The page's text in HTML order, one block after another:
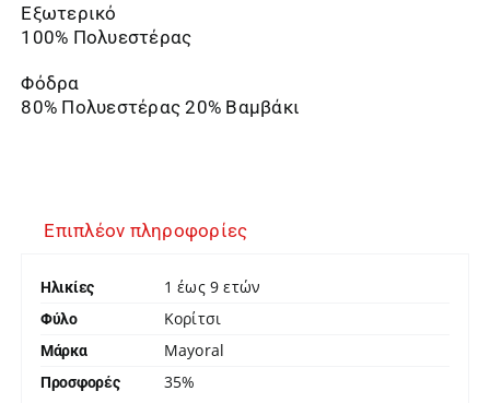
Εξωτερικό
100% Πολυεστέρας
Φόδρα
80% Πολυεστέρας 20% Βαμβάκι
Επιπλέον πληροφορίες
Ηλικίες 1 έως 9 ετών
Φύλο Κορίτσι
Μάρκα Mayoral
Προσφορές 35%